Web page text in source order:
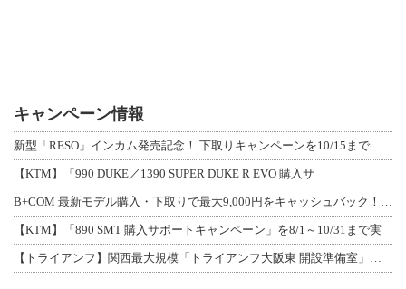
キャンペーン情報
新型「RESO」インカム発売記念！ 下取りキャンペーンを10/15まで延長して開
【KTM】「990 DUKE／1390 SUPER DUKE R EVO 購入サ
B+COM 最新モデル購入・下取りで最大9,000円をキャッシュバック！「B+F
【KTM】「890 SMT 購入サポートキャンペーン」を8/1～10/31まで実
【トライアンフ】関西最大規模「トライアンフ大阪東 開設準備室」がオープン！ 限定